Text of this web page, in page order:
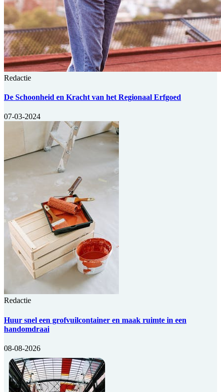
Redactie
De Schoonheid en Kracht van het Regionaal Erfgoed
07-03-2024
Redactie
Huur snel een grofvuilcontainer en maak ruimte in een
handomdraai
08-08-2026